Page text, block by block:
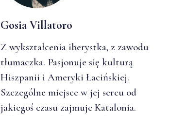
Gosia Villatoro
Z wykształcenia iberystka, z zawodu
tłumaczka. Pasjonuje się kulturą
Hiszpanii i Ameryki Łacińskiej.
Szczególne miejsce w jej sercu od
jakiegoś czasu zajmuje Katalonia.